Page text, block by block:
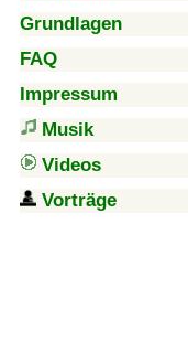
Grundlagen
FAQ
Impressum
Musik
Videos
Vorträge